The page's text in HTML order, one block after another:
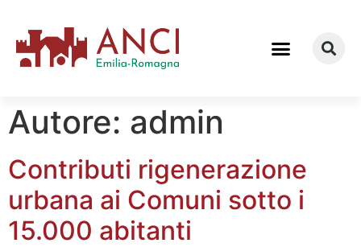
Autore: admin
Contributi rigenerazione
urbana ai Comuni sotto i
15.000 abitanti